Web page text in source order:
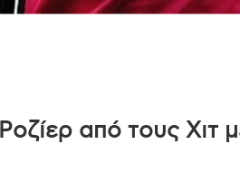
από τους Χιτ